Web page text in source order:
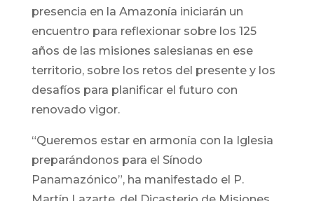
presencia en la Amazonía iniciarán un
encuentro para reflexionar sobre los 125
años de las misiones salesianas en ese
territorio, sobre los retos del presente y los
desafíos para planificar el futuro con
renovado vigor.
“Queremos estar en armonía con la Iglesia
preparándonos para el Sínodo
Panamazónico”, ha manifestado el P.